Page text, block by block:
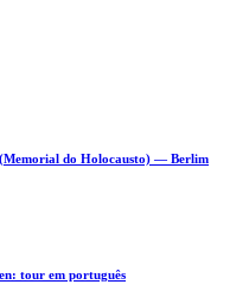
do Holocausto) — Berlim
tour em português